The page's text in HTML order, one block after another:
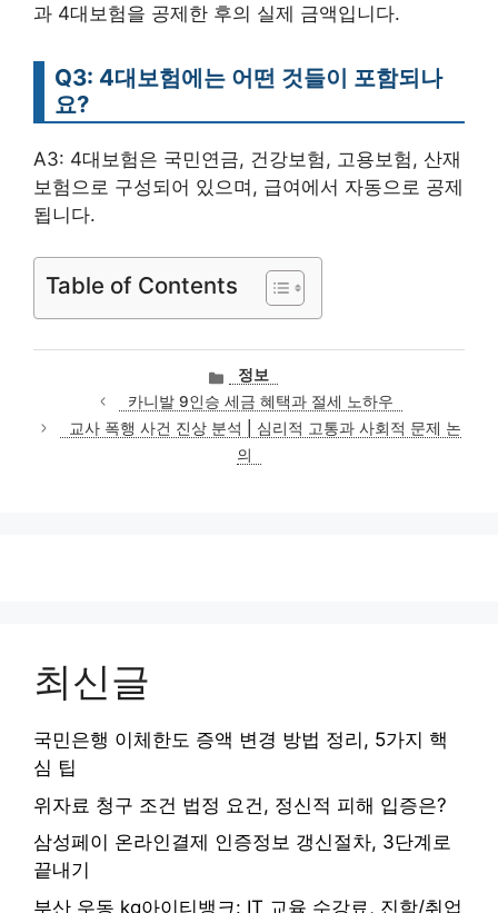
과 4대보험을 공제한 후의 실제 금액입니다.
Q3: 4대보험에는 어떤 것들이 포함되나
요?
A3: 4대보험은 국민연금, 건강보험, 고용보험, 산재
보험으로 구성되어 있으며, 급여에서 자동으로 공제
됩니다.
Table of Contents
카
테
고
리
정보
카니발 9인승 세금 혜택과 절세 노하우
교사 폭행 사건 진상 분석 | 심리적 고통과 사회적 문제 논
의
최신글
국민은행 이체한도 증액 변경 방법 정리, 5가지 핵
심 팁
위자료 청구 조건 법정 요건, 정신적 피해 입증은?
삼성페이 온라인결제 인증정보 갱신절차, 3단계로
끝내기
부산 우동 kg아이티뱅크: IT 교육 수강료, 진학/취업